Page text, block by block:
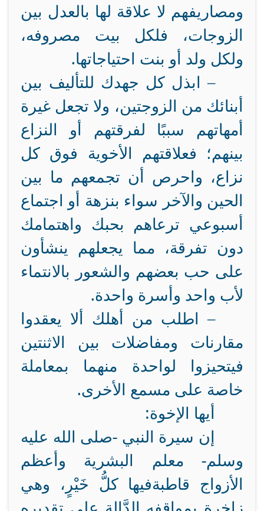
ومصاريفهم لا علاقة لها بالعدل بين
الزوجات، فلكل بيت مصروفه،
ولكل ولد أو بنت احتياجاتها.
– ابذل كل جهدك للتأليف بين
أبنائك من الزوجتين، ولا تجعل غيرة
أمهاتهم سببًا لفرقتهم أو النزاع
بينهم؛ فعلاقتهم الأخوية فوق كل
نزاع، واحرص أن تجمعهم ما بين
الحين والآخر سواء بنزهة أو اجتماع
أسبوعي ترعاهم بحبك واهتمامك
دون تفرقة، مما يجعلهم ينشأون
على حب بعضهم والشعور بالانتماء
لأب واحد وأسرة واحدة.
– اطلب من أهلك ألا يعقدوا
مقارنات ومفاضلات بين الاثنتين
فيتحيزوا لواحدة منهما بمعاملة
خاصة على مسمع الأخرى.
أيها الإخوة:
إن سيرة النبي -صلى الله عليه
وسلم- معلم البشرية وأعظم
الأزواج قاطبةفيها كلُّ خَيْرٍ، وهي